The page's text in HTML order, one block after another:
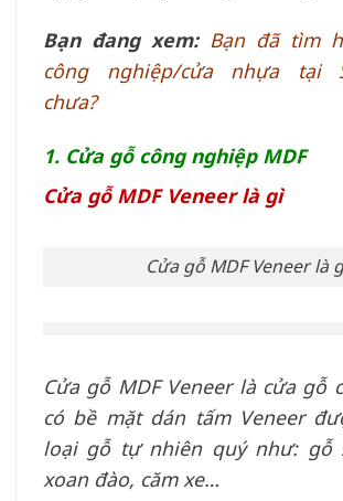
Bạn đang xem: Bạn đã tìm
công nghiệp/cửa nhựa tại
chưa?
1. Cửa gỗ công nghiệp MDF
Cửa gỗ MDF Veneer là gì
Cửa gỗ MDF Veneer là
Cửa gỗ MDF Veneer là cửa gỗ
có bề mặt dán tấm Veneer
loại gỗ tự nhiên quý như: gỗ
xoan đào, căm xe…